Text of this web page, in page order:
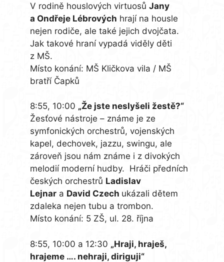
V rodině houslových virtuosů Jany
a Ondřeje Lébrových hrají na housle
nejen rodiče, ale také jejich dvojčata.
Jak takové hraní vypadá viděly děti
z MŠ.
Místo konání: MŠ Kličkova vila / MŠ
bratří Čapků
8:55, 10:00 „Že jste neslyšeli žestě?“
Žesťové nástroje – známe je ze
symfonických orchestrů, vojenských
kapel, dechovek, jazzu, swingu, ale
zároveň jsou nám známe i z divokých
melodií moderní hudby. Hráči předních
českých orchestrů Ladislav
Lejnar a David Czech ukázali dětem
zdaleka nejen tubu a trombon.
Místo konání: 5 ZŠ, ul. 28. října
8:55, 10:00 a 12:30 „Hraji, hraješ,
hrajeme …. nehraji, diriguji“